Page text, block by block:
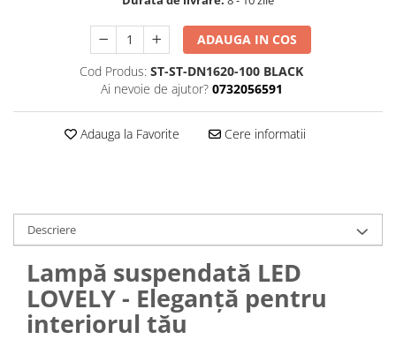
ADAUGA IN COS
Cod Produs: ST-ST-DN1620-100 BLACK
Ai nevoie de ajutor? 0732056591
Adauga la Favorite Cere informatii
Descriere
Lampă suspendată LED
LOVELY - Eleganță pentru
interiorul tău